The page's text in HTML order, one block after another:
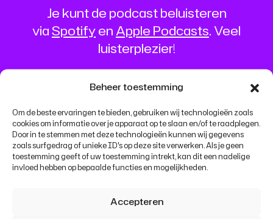
Beheer toestemming
Om de beste ervaringen te bieden, gebruiken wij technologieën zoals
cookies om informatie over je apparaat op te slaan en/of te raadplegen.
Door in te stemmen met deze technologieën kunnen wij gegevens
zoals surfgedrag of unieke ID's op deze site verwerken. Als je geen
toestemming geeft of uw toestemming intrekt, kan dit een nadelige
invloed hebben op bepaalde functies en mogelijkheden.
Accepteren
Je kunt de podcast beluisteren
viaSpotifyenApple Podcasts. Veel
luisterplezier!
Volg je ons al?
het Sprengenbeek College